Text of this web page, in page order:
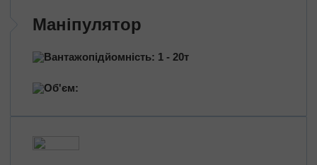
Перевезення квітів
Маніпулятор
Вантажопідйомність: 1 - 20т
Об'єм: